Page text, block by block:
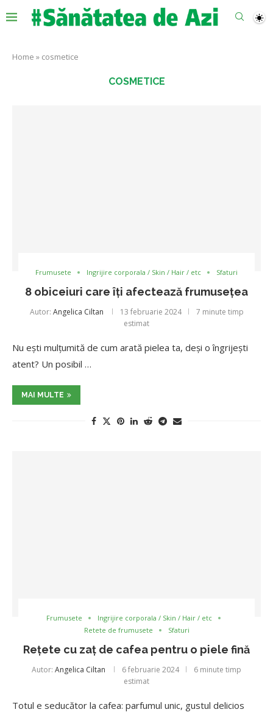
Home » cosmetice
COSMETICE
Frumusete Ingrijire corporala / Skin / Hair / etc Sfaturi
8 obiceiuri care îți afectează frumusețea
Autor: Angelica Ciltan 13 februarie 2024
7 minute timp
estimat
Nu ești mulțumită de cum arată pielea ta, deși o îngrijești
atent? Un posibil …
MAI MULTE
Frumusete
Ingrijire corporala / Skin / Hair / etc
Retete de frumusete
Sfaturi
Rețete cu zaț de cafea pentru o piele fină
Autor: Angelica Ciltan 6 februarie 2024
6 minute timp
estimat
Totul e seducător la cafea: parfumul unic, gustul delicios